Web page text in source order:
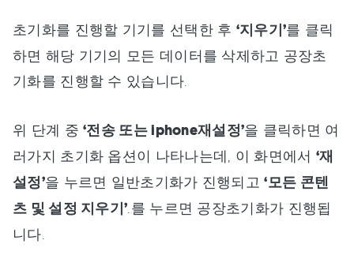
초기화를 진행할 기기를 선택한 후 ‘지우기’를 클릭
하면 해당 기기의 모든 데이터를 삭제하고 공장초
기화를 진행할 수 있습니다.
위 단계 중‘전송 또는 iphone재설정’을 클릭하면 여
러가지 초기화 옵션이 나타나는데, 이 화면에서 ‘재
설정’을 누르면 일반초기화가 진행되고‘모든 콘텐
츠 및 설정 지우기’ .를 누르면 공장초기화가 진행됩
니다.